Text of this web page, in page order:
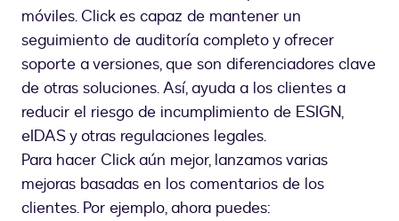
móviles. Click es capaz de mantener un
seguimiento de auditoría completo y ofrecer
soporte a versiones, que son diferenciadores clave
de otras soluciones. Así, ayuda a los clientes a
reducir el riesgo de incumplimiento de ESIGN,
eIDAS y otras regulaciones legales.
Para hacer Click aún mejor, lanzamos varias
mejoras basadas en los comentarios de los
clientes. Por ejemplo, ahora puedes: